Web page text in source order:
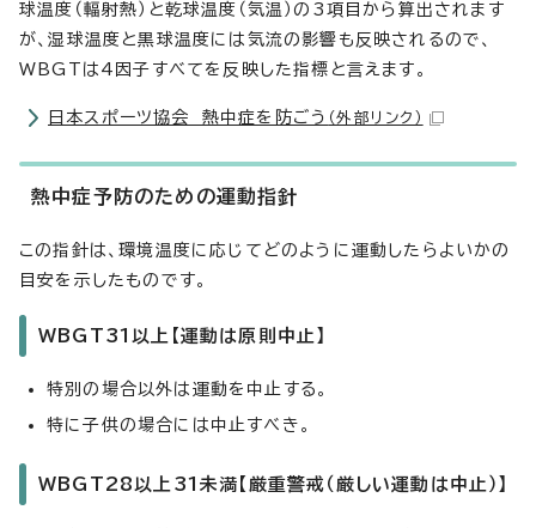
球温度（輻射熱）と乾球温度（気温）の3項目から算出されます
が、湿球温度と黒球温度には気流の影響も反映されるので、
WBGTは4因子すべてを反映した指標と言えます。
日本スポーツ協会 熱中症を防ごう （外部リンク）
熱中症予防のための運動指針
この指針は、環境温度に応じてどのように運動したらよいかの
目安を示したものです。
WBGT31以上【運動は原則中止】
特別の場合以外は運動を中止する。
特に子供の場合には中止すべき。
WBGT28以上31未満【厳重警戒（厳しい運動は中止）】